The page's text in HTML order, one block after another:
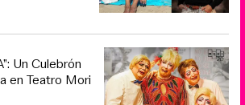
Un Culebrón
en Teatro Mori